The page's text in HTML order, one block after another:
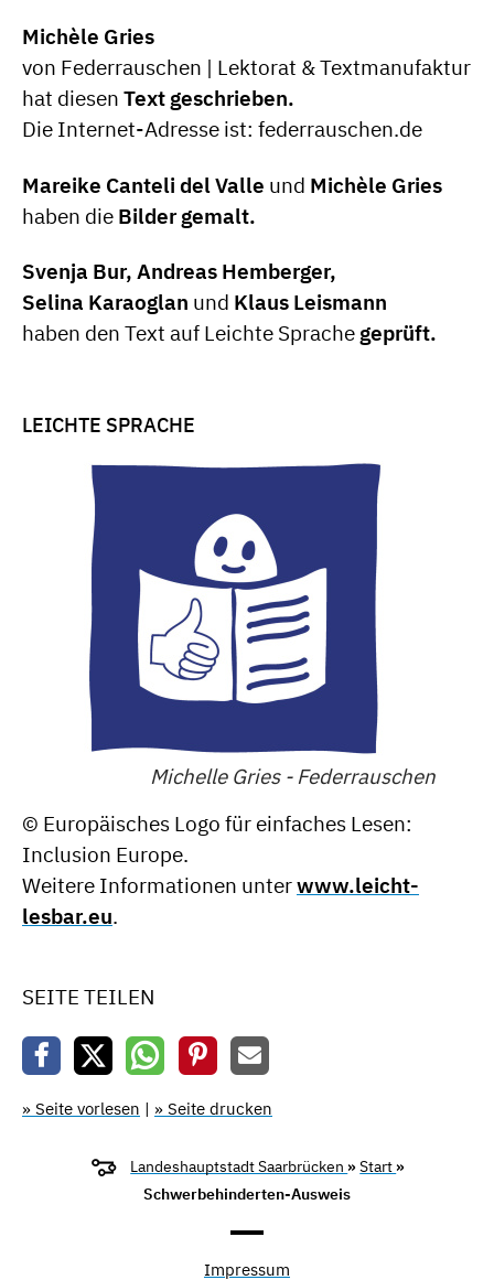
Michèle Gries
von Federrauschen | Lektorat & Textmanufaktur
hat diesen Text geschrieben.
Die Internet-Adresse ist: federrauschen.de
Mareike Canteli del Valle und Michèle Gries
haben die Bilder gemalt.
Svenja Bur, Andreas Hemberger,
Selina Karaoglan und Klaus Leismann
haben den Text auf Leichte Sprache geprüft.
LEICHTE SPRACHE
Michelle Gries - Federrauschen
© Europäisches Logo für einfaches Lesen:
Inclusion Europe.
Weitere Informationen unterwww.leicht-
lesbar.eu.
SEITE TEILEN
» Seite vorlesen | » Seite drucken
Landeshauptstadt Saarbrücken »Start »
Schwerbehinderten-Ausweis
Impressum